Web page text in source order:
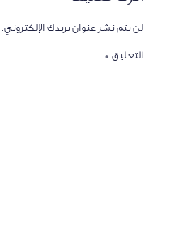
لن يتم نشر عنوان بريدك الإلكتروني.
التعليق *